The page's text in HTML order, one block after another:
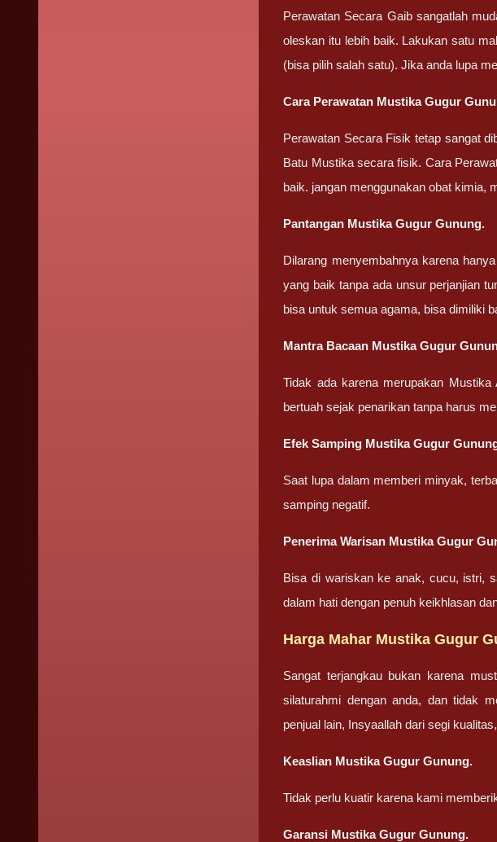
Perawatan Secara Gaib sangatlah
oleskan itu lebih baik. Lakukan satu
(bisa pilih salah satu). Jika anda lupa
Cara Perawatan Mustika Gugur
Perawatan Secara Fisik tetap sangat
Batu Mustika secara fisik. Cara
baik. jangan menggunakan obat kimia,
Pantangan Mustika Gugur Gunung.
Dilarang menyembahnya karena
yang baik tanpa ada unsur perjanjian
bisa untuk semua agama, bisa dimiliki
Mantra Bacaan Mustika Gugur
Tidak ada karena merupakan
bertuah sejak penarikan tanpa harus
Efek Samping Mustika Gugur
Saat lupa dalam memberi minyak,
samping negatif.
Penerima Warisan Mustika Gugur
Bisa di wariskan ke anak, cucu, istri,
dalam hati dengan penuh keikhlasan
Harga Mahar Mustika Gugur
Sangat terjangkau bukan karena
silaturahmi dengan anda, dan tidak
penjual lain, Insyaallah dari segi
Keaslian Mustika Gugur Gunung.
Tidak perlu kuatir karena kami
Garansi Mustika Gugur Gunung.